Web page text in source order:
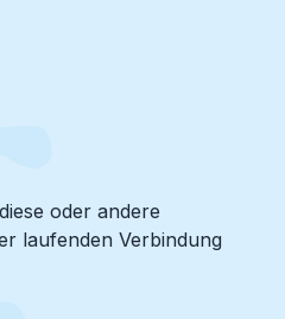
oder andere
laufenden Verbindung